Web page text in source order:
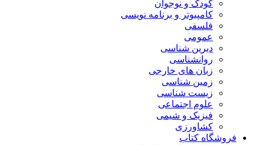
کودک و نوجوان
کامپیوتر و برنامه نویسی
فلسفی
عمومی
دیرین شناسی
روانشناسی
زبان های خارجی
زمین شناسی
زیست شناسی
علوم اجتماعی
فیزیک و شیمی
کشاورزی
فروشگاه کتاب